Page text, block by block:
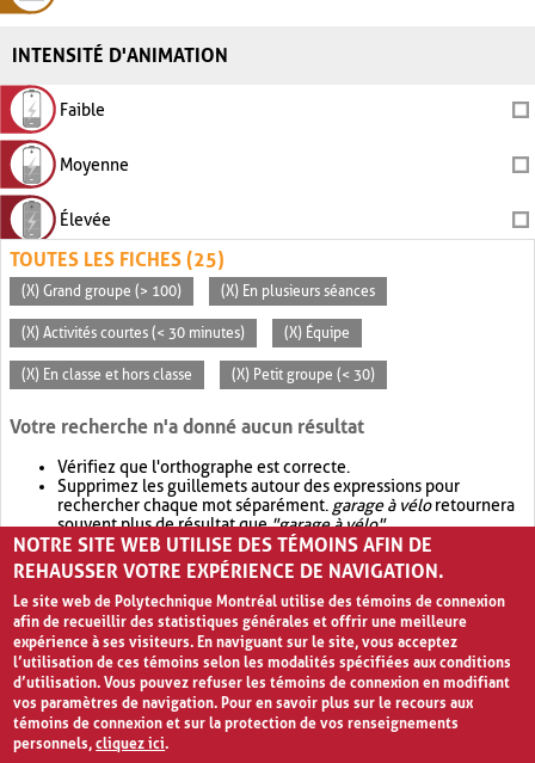
INTENSITÉ D'ANIMATION
Faible
Moyenne
Élevée
TOUTES LES FICHES (25)
(X) Grand groupe (> 100) (X) En plusieurs séances
(X) Activités courtes (< 30 minutes) (X) Équipe
(X) En classe et hors classe (X) Petit groupe (< 30)
Votre recherche n'a donné aucun résultat
Vérifiez que l'orthographe est correcte.
Supprimez les guillemets autour des expressions pour
rechercher chaque mot séparément. garage à véloretournera
souvent plus de résultat que"garage à vélo".
Envisagez d'élargir votre recherche avec OR.garage OR vélo
retournera souvent plus de résultat quegarage à vélo
NOTRE SITE WEB UTILISE DES TÉMOINS AFIN DE
REHAUSSER VOTRE EXPÉRIENCE DE NAVIGATION.
Le site web de Polytechnique Montréal utilise des témoins de connexion
afin de recueillir des statistiques générales et offrir une meilleure
expérience à ses visiteurs. En naviguant sur le site, vous acceptez
l’utilisation de ces témoins selon les modalités spécifiées aux conditions
d’utilisation. Vous pouvez refuser les témoins de connexion en modifiant
vos paramètres de navigation. Pour en savoir plus sur le recours aux
témoins de connexion et sur la protection de vos renseignements
personnels,cliquez ici.